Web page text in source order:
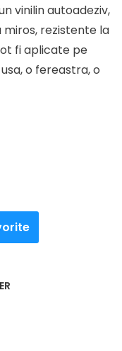
vinilin autoadeziv,
rezistente la
fi aplicate pe
o fereastra, o